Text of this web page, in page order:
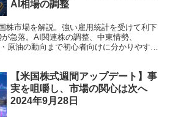
AI相場の調整
株市場を解説。強い雇用統計を受けて利下
急落。AI関連株の調整、中東情勢、
原油の動向まで初心者向けに分かりやすく
【米国株式週間アップデート】事
実を咀嚼し、市場の関心は次へ
2024年9月28日